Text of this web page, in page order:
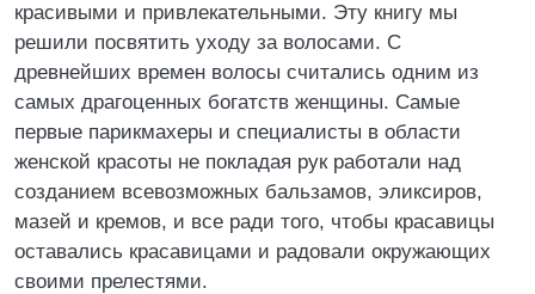
красивыми и привлекательными. Эту книгу мы
решили посвятить уходу за волосами. С
древнейших времен волосы считались одним из
самых драгоценных богатств женщины. Самые
первые парикмахеры и специалисты в области
женской красоты не покладая рук работали над
созданием всевозможных бальзамов, эликсиров,
мазей и кремов, и все ради того, чтобы красавицы
оставались красавицами и радовали окружающих
своими прелестями.